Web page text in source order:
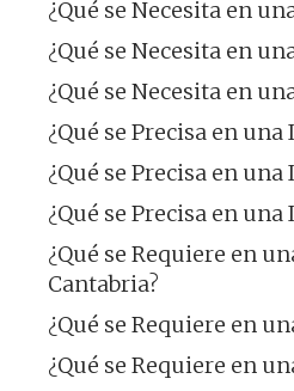
¿Qué se Necesita en
¿Qué se Necesita en
¿Qué se Necesita en
¿Qué se Precisa en una
¿Qué se Precisa en una
¿Qué se Precisa en
¿Qué se Requiere en
Cantabria?
¿Qué se Requiere en
¿Qué se Requiere en